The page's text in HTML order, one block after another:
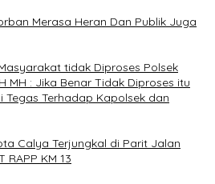
Merasa Heran Dan Publik Juga
tidak Diproses Polsek
MH : Jika Benar Tidak Diproses itu
Tegas Terhadap Kapolsek dan
Calya Terjungkal di Parit Jalan
KM 13